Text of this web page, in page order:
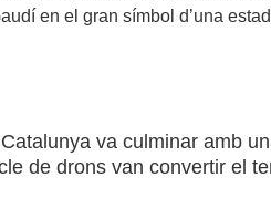
en el gran símbol d’una
va culminar amb
de drons van convertir el